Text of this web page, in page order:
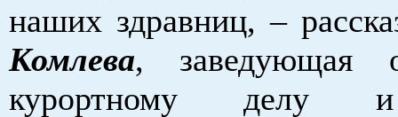
наших здравниц, –
Комлева, заведующая
курортному делу